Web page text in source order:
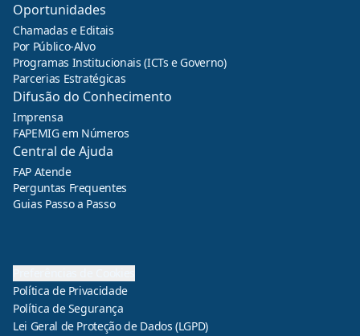
Oportunidades
Chamadas e Editais
Por Público-Alvo
Programas Institucionais (ICTs e Governo)
Parcerias Estratégicas
Difusão do Conhecimento
Imprensa
FAPEMIG em Números
Central de Ajuda
FAP Atende
Perguntas Frequentes
Guias Passo a Passo
Política de Privacidade
Política de Segurança
Lei Geral de Proteção de Dados (LGPD)